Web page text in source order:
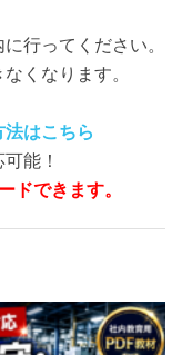
行ってください。
くなります。
はこちら
能！
ドできます。